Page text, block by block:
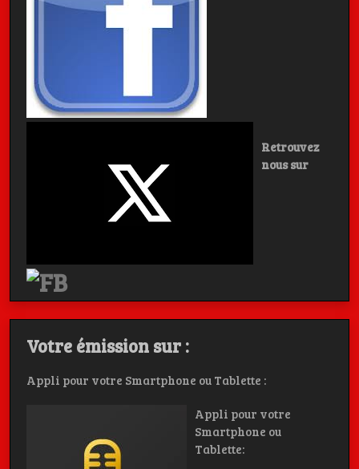
Retrouvez
nous sur
Votre émission sur :
Appli pour votre Smartphone ou Tablette :
Appli pour votre
Smartphone ou
Tablette: